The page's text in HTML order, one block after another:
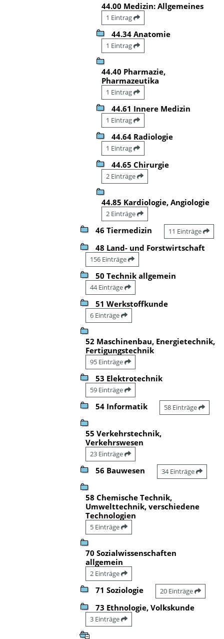
44.00 Medizin: Allgemeines
1 Eintrag
44.34 Anatomie
1 Eintrag
44.40 Pharmazie,
Pharmazeutika
1 Eintrag
44.61 Innere Medizin
1 Eintrag
44.64 Radiologie
1 Eintrag
44.65 Chirurgie
2 Einträge
44.85 Kardiologie, Angiologie
2 Einträge
46 Tiermedizin 11 Einträge
48 Land- und Forstwirtschaft
156 Einträge
50 Technik allgemein
44 Einträge
51 Werkstoffkunde
6 Einträge
52 Maschinenbau, Energietechnik,
Fertigungstechnik
95 Einträge
53 Elektrotechnik
59 Einträge
54 Informatik 58 Einträge
55 Verkehrstechnik,
Verkehrswesen
23 Einträge
56 Bauwesen 34 Einträge
58 Chemische Technik,
Umwelttechnik, verschiedene
Technologien
5 Einträge
70 Sozialwissenschaften
allgemein
2 Einträge
71 Soziologie 20 Einträge
73 Ethnologie, Volkskunde
3 Einträge